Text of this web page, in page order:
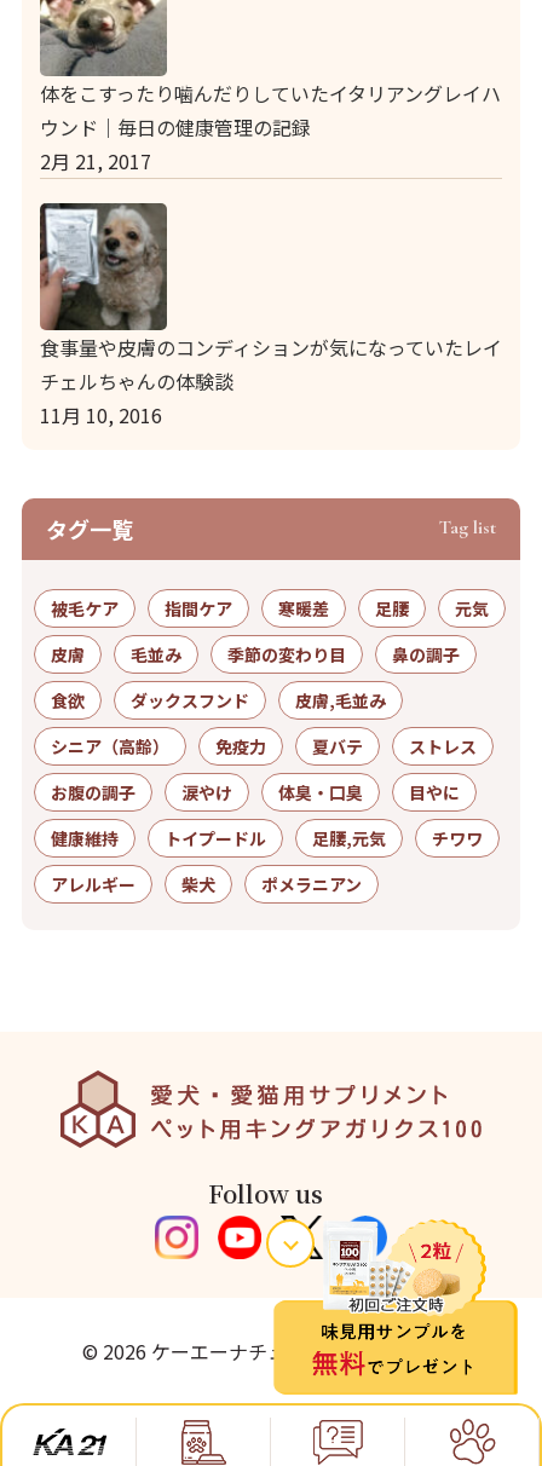
体をこすったり噛んだりしていたイタリアングレイハ
ウンド｜毎日の健康管理の記録
2月 21, 2017
食事量や皮膚のコンディションが気になっていたレイ
チェルちゃんの体験談
11月 10, 2016
タグ⼀覧 Tag list
被毛ケア 指間ケア 寒暖差 足腰
元気
皮膚
毛並み 季節の変わり目
鼻の調子
食欲
ダックスフンド
皮膚,毛並み
シニア（高齢）
免疫力 夏バテ
ストレス
お腹の調子
涙やけ 体臭・口臭
目やに
健康維持
トイプードル 足腰,元気
チワワ
アレルギー
柴犬 ポメラニアン
Follow us
© 2026 ケーエーナチュラルフーズ株式会社